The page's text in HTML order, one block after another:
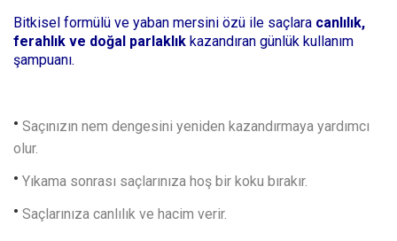
Bitkisel formülü ve yaban mersini özü ile saçlara canlılık,
ferahlık ve doğal parlaklık kazandıran günlük kullanım
şampuanı.
Saçınızın nem dengesini yeniden kazandırmaya yardımcı
olur.
Yıkama sonrası saçlarınıza hoş bir koku bırakır.
Saçlarınıza canlılık ve hacim verir.